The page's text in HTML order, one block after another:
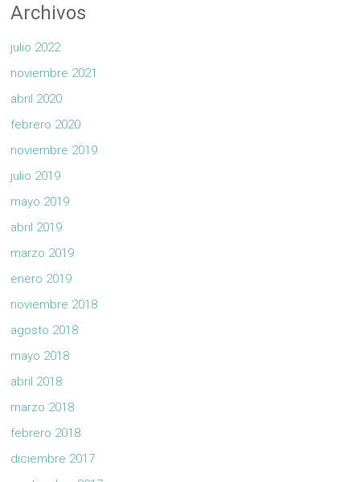
Archivos
julio 2022
noviembre 2021
abril 2020
febrero 2020
noviembre 2019
julio 2019
mayo 2019
abril 2019
marzo 2019
enero 2019
noviembre 2018
agosto 2018
mayo 2018
abril 2018
marzo 2018
febrero 2018
diciembre 2017